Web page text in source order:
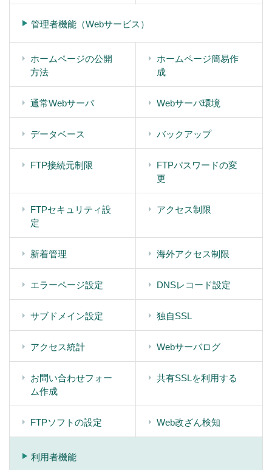
管理者機能（Webサービス）
ホームページの公開
方法
ホームページ簡易作
成
通常Webサーバ Webサーバ環境
データベース バックアップ
FTP接続元制限
FTPパスワードの変
更
FTPセキュリティ設
定
アクセス制限
新着管理 海外アクセス制限
エラーページ設定 DNSレコード設定
サブドメイン設定 独自SSL
アクセス統計 Webサーバログ
お問い合わせフォー
ム作成
共有SSLを利用する
FTPソフトの設定 Web改ざん検知
利用者機能